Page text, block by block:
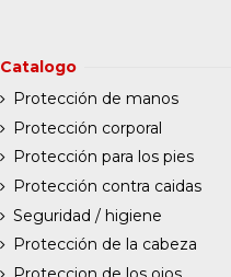
Catalogo
Protección de manos
Protección corporal
Protección para los pies
Protección contra caidas
Seguridad / higiene
Protección de la cabeza